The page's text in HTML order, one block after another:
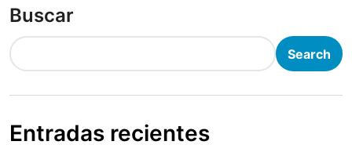
Buscar
Search
Entradas recientes